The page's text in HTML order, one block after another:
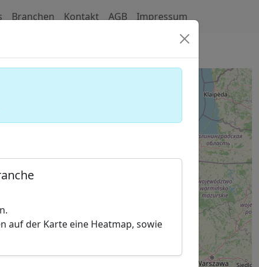
Branchen Kontakt AGB Impressum
auf der Karte eine Heatmap, sowie